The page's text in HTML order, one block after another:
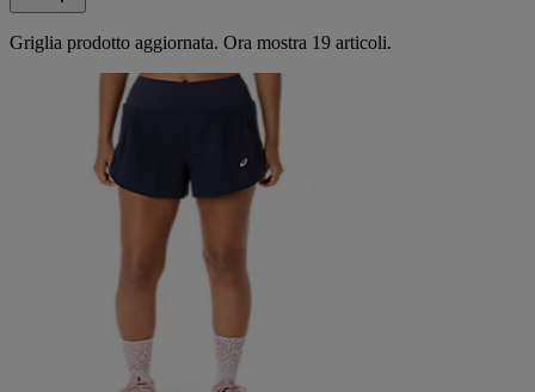
Griglia prodotto aggiornata. Ora mostra 19 articoli.